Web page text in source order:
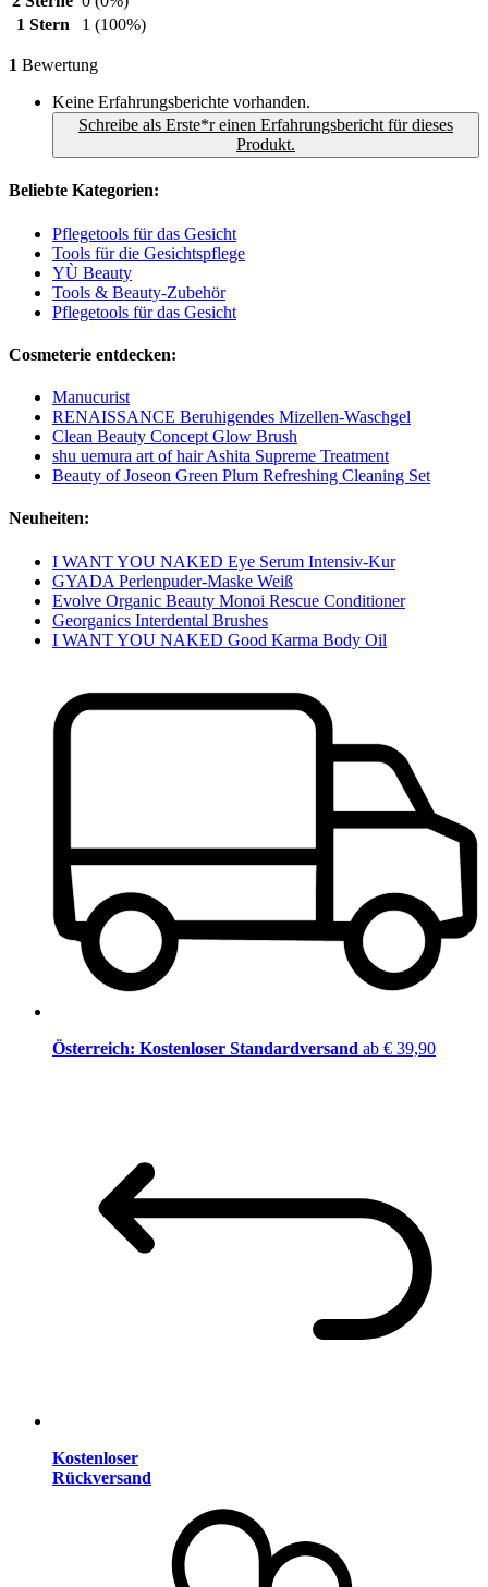
1 Stern
1 (100%)
1 Bewertung
Keine Erfahrungsberichte vorhanden.
Schreibe als Erste*r einen Erfahrungsbericht für dieses
Produkt.
Beliebte Kategorien:
Pflegetools für das Gesicht
Tools für die Gesichtspflege
YÙ Beauty
Tools & Beauty-Zubehör
Pflegetools für das Gesicht
Cosmeterie entdecken:
Manucurist
RENAISSANCE Beruhigendes Mizellen-Waschgel
Clean Beauty Concept Glow Brush
shu uemura art of hair Ashita Supreme Treatment
Beauty of Joseon Green Plum Refreshing Cleaning Set
Neuheiten:
I WANT YOU NAKED Eye Serum Intensiv-Kur
GYADA Perlenpuder-Maske Weiß
Evolve Organic Beauty Monoi Rescue Conditioner
Georganics Interdental Brushes
I WANT YOU NAKED Good Karma Body Oil
Österreich: Kostenloser Standardversand ab € 39,90
Kostenloser
Rückversand